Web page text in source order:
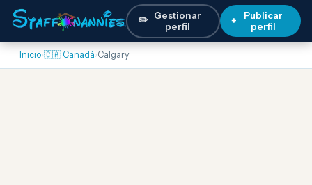
✏️ Gestionar
perfil
+
Publicar
perfil
Inicio›🇨🇦 Canadá›Calgary